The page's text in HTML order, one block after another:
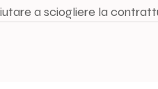
a sciogliere la